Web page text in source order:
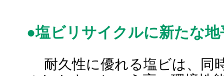
●塩ビリサイクルに新たな
耐久性に優れる塩ビは、同